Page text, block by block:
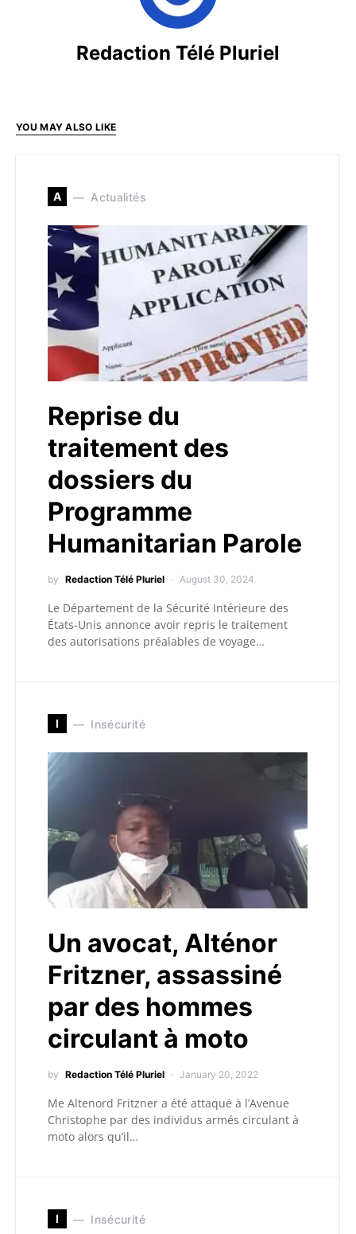
Redaction Télé Pluriel
YOU MAY ALSO LIKE
A Actualités
Reprise du
traitement des
dossiers du
Programme
Humanitarian Parole
by Redaction Télé Pluriel August 30, 2024
Le Département de la Sécurité Intérieure des
États-Unis annonce avoir repris le traitement
des autorisations préalables de voyage…
I Insécurité
Un avocat, Alténor
Fritzner, assassiné
par des hommes
circulant à moto
by Redaction Télé Pluriel January 20, 2022
Me Altenord Fritzner a été attaqué à l’Avenue
Christophe par des individus armés circulant à
moto alors qu’il…
I Insécurité